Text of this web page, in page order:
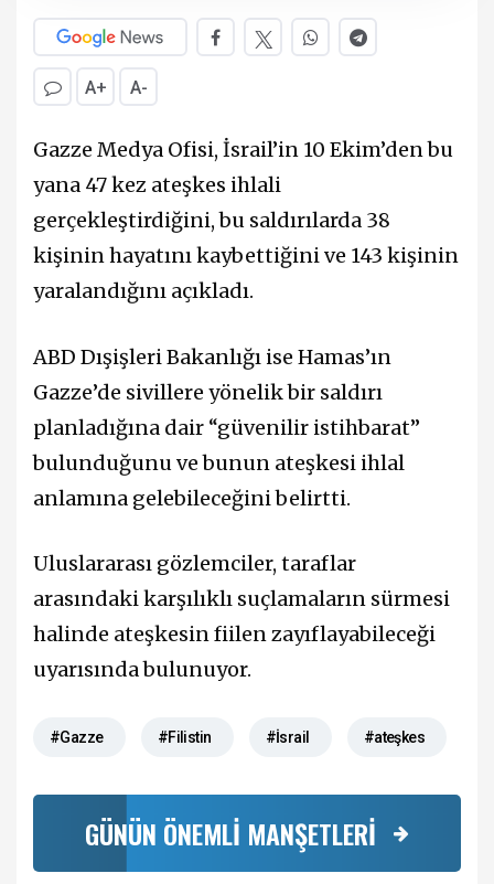
A+ A-
Gazze Medya Ofisi, İsrail’in 10 Ekim’den bu
yana 47 kez ateşkes ihlali
gerçekleştirdiğini, bu saldırılarda 38
kişinin hayatını kaybettiğini ve 143 kişinin
yaralandığını açıkladı.
ABD Dışişleri Bakanlığı ise Hamas’ın
Gazze’de sivillere yönelik bir saldırı
planladığına dair “güvenilir istihbarat”
bulunduğunu ve bunun ateşkesi ihlal
anlamına gelebileceğini belirtti.
Uluslararası gözlemciler, taraflar
arasındaki karşılıklı suçlamaların sürmesi
halinde ateşkesin fiilen zayıflayabileceği
uyarısında bulunuyor.
#Gazze #Filistin #İsrail #ateşkes
GÜNÜN ÖNEMLİ MANŞETLERİ